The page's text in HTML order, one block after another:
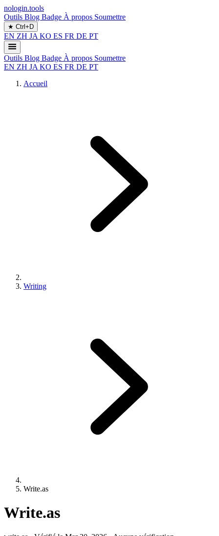
nologin.tools
Outils Blog Badge À propos Soumettre
★ Ctrl+D
EN ZH JA KO ES FR DE PT
Outils Blog Badge À propos Soumettre
EN ZH JA KO ES FR DE PT
Accueil
Writing
Write.as
Write.as